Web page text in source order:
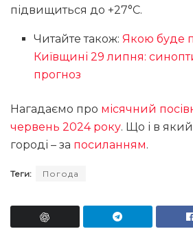
підвищиться до +27°C.
Читайте також:Якою буде
Київщині 29 липня:
прогноз
Нагадаємо про місячний
червень 2024 року. Що і в
городі – за посиланням.
Теги: Погода